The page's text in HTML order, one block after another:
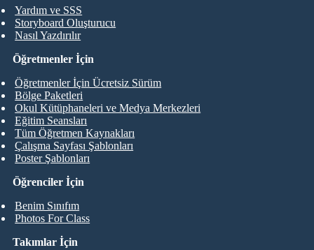
Yardım ve SSS
Storyboard Oluşturucu
Nasıl Yazdırılır
Öğrenciler İçin
Benim Sınıfım
Photos For Class
Öğretmenler İçin
Öğretmenler İçin Ücretsiz Sürüm
Bölge Paketleri
Okul Kütüphaneleri ve Medya Merkezleri
Eğitim Seansları
Tüm Öğretmen Kaynakları
Çalışma Sayfası Şablonları
Poster Şablonları
Takımlar İçin